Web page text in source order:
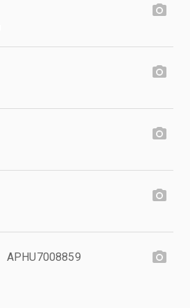
APHU7008859